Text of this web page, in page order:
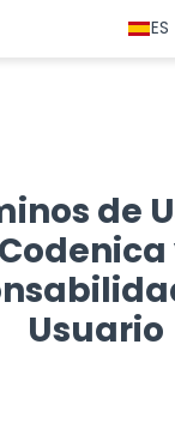
ES
de
Codenica
Usuario